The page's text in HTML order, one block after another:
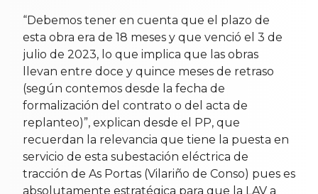
“Debemos tener en cuenta que el plazo de
esta obra era de 18 meses y que venció el 3 de
julio de 2023, lo que implica que las obras
llevan entre doce y quince meses de retraso
(según contemos desde la fecha de
formalización del contrato o del acta de
replanteo)”, explican desde el PP, que
recuerdan la relevancia que tiene la puesta en
servicio de esta subestación eléctrica de
tracción de As Portas (Vilariño de Conso) pues es
absolutamente estratégica para que la LAV a